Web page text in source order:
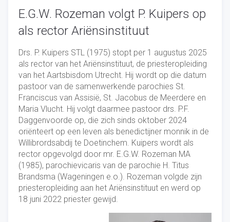
E.G.W. Rozeman volgt P. Kuipers op
als rector Ariënsinstituut
Drs. P. Kuipers STL (1975) stopt per 1 augustus 2025
als rector van het Ariënsinstituut, de priesteropleiding
van het Aartsbisdom Utrecht. Hij wordt op die datum
pastoor van de samenwerkende parochies St.
Franciscus van Assisië, St. Jacobus de Meerdere en
Maria Vlucht. Hij volgt daarmee pastoor drs. P.F.
Daggenvoorde op, die zich sinds oktober 2024
oriënteert op een leven als benedictijner monnik in de
Willibrordsabdij te Doetinchem. Kuipers wordt als
rector opgevolgd door mr. E.G.W. Rozeman MA
(1985), parochievicaris van de parochie H. Titus
Brandsma (Wageningen e.o.). Rozeman volgde zijn
priesteropleiding aan het Ariënsinstituut en werd op
18 juni 2022 priester gewijd.